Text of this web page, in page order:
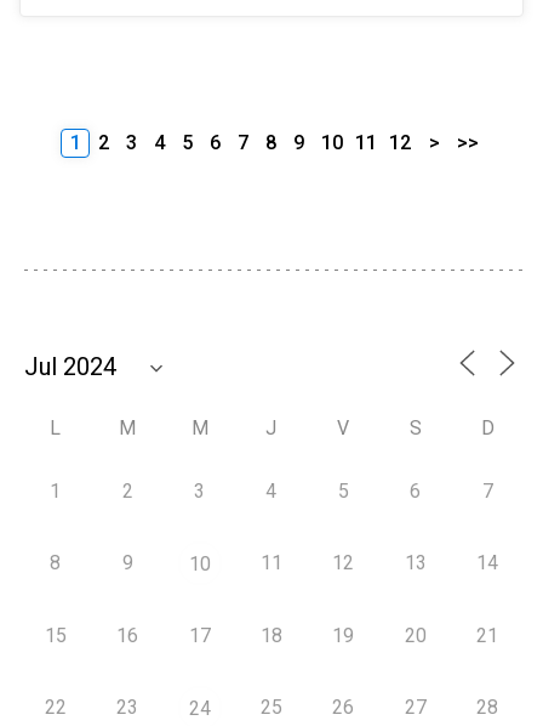
1 2 3 4 5 6 7 8 9 10 11 12 > >>
L M M J V S D
1 2 3 4 5 6 7
8 9 10 11 12 13 14
15 16 17 18 19 20 21
22 23 24 25 26 27 28